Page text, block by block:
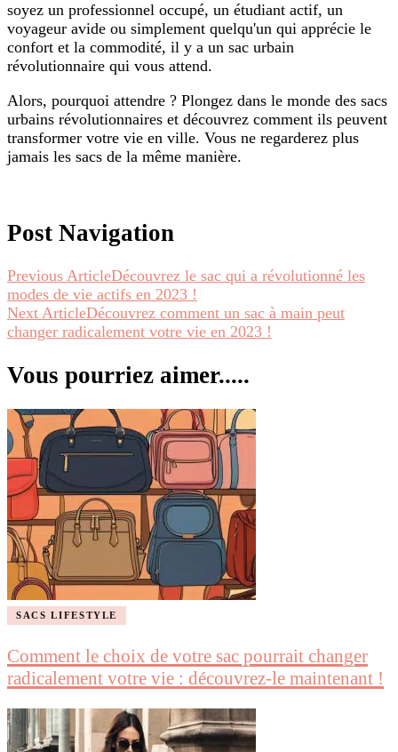
soyez un professionnel occupé, un étudiant actif, un
voyageur avide ou simplement quelqu'un qui apprécie le
confort et la commodité, il y a un sac urbain
révolutionnaire qui vous attend.
Alors, pourquoi attendre ? Plongez dans le monde des sacs
urbains révolutionnaires et découvrez comment ils peuvent
transformer votre vie en ville. Vous ne regarderez plus
jamais les sacs de la même manière.
Post Navigation
Previous ArticleDécouvrez le sac qui a révolutionné les
modes de vie actifs en 2023 !
Next ArticleDécouvrez comment un sac à main peut
changer radicalement votre vie en 2023 !
Vous pourriez aimer.....
SACS LIFESTYLE
Comment le choix de votre sac pourrait changer
radicalement votre vie : découvrez-le maintenant !